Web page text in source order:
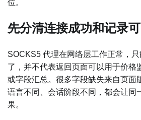
位。
先分清连接成功和记录
SOCKS5 代理在网络层工作正常，
了，并不代表返回页面可以用于价格
或字段汇总。很多字段缺失来自页面
语言不同、会话阶段不同，都会让同
果。